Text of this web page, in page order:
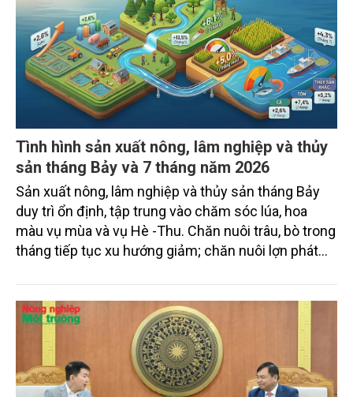
Tình hình sản xuất nông, lâm nghiệp và thủy
sản tháng Bảy và 7 tháng năm 2026
Sản xuất nông, lâm nghiệp và thủy sản tháng Bảy
duy trì ổn định, tập trung vào chăm sóc lúa, hoa
màu vụ mùa và vụ Hè -Thu. Chăn nuôi trâu, bò trong
tháng tiếp tục xu hướng giảm; chăn nuôi lợn phát
trưởng khá. Diện tích rừng trồng mới và sản lượng
thủy sản đều tăng nhẹ.